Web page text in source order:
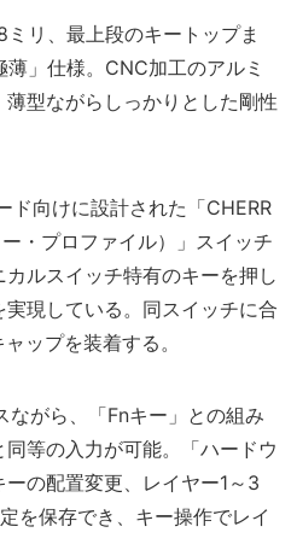
リ、最上段のキートップま
」仕様。CNC加工のアルミ
薄型ながらしっかりとした剛性
向けに設計された「CHERR
・プロファイル）」スイッチ
ルスイッチ特有のキーを押し
現している。同スイッチに合
ップを装着する。
がら、「Fnキー」との組み
等の入力が可能。「ハードウ
の配置変更、レイヤー1～3
を保存でき、キー操作でレイ